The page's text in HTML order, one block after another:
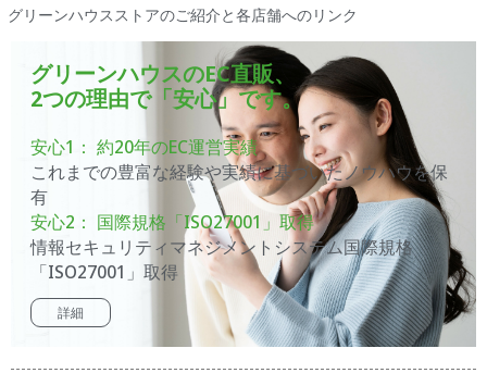
グリーンハウスストアのご紹介と各店舗へのリンク
グリーンハウスのEC直販、
2つの理由で「安心」です。
安心1： 約20年のEC運営実績
これまでの豊富な経験や実績に基づいたノウハウを保
有
安心2： 国際規格「ISO27001」取得
情報セキュリティマネジメントシステム国際規格
「ISO27001」取得
詳細